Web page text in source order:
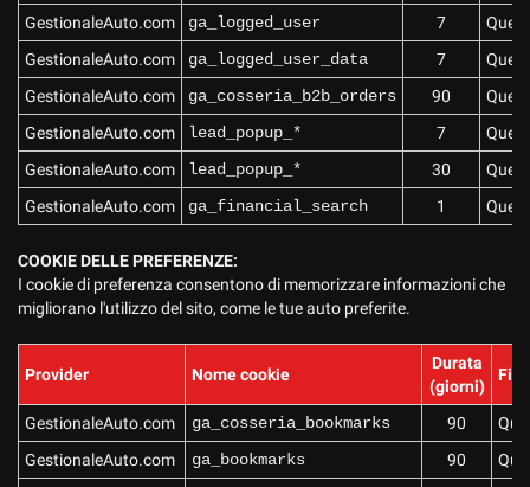
GestionaleAuto.com
ga_logged_user 7
GestionaleAuto.com
ga_logged_user_data 7
GestionaleAuto.com
ga_cosseria_b2b_orders 90
GestionaleAuto.com
lead_popup_* 7
GestionaleAuto.com
lead_popup_* 30
GestionaleAuto.com
ga_financial_search 1
COOKIE DELLE PREFERENZE:
I cookie di preferenza consentono di memorizzare informazioni che
migliorano l'utilizzo del sito, come le tue auto preferite.
Provider Nome cookie
Durata
(giorni)
GestionaleAuto.com ga_cosseria_bookmarks 90
GestionaleAuto.com
ga_bookmarks 90
Cookie necessari
Cookie delle preferenze
Cookie per il miglioramento dell'esperienza utente
Cookie di marketing
Leggi
la
cookie
policy